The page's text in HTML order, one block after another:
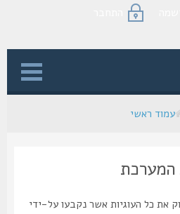
התחבר
ראשי
העוגיות אשר נקבעו על-ידי